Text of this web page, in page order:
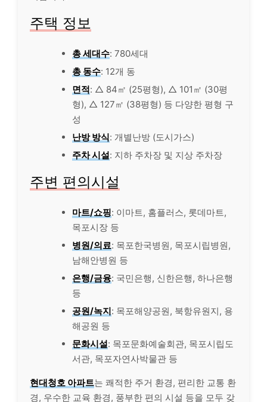
주택 정보
총 세대수: 780세대
총 동수: 12개 동
면적: △ 84㎡ (25평형), △ 101㎡ (30평
형), △ 127㎡ (38평형) 등 다양한 평형 구
성
난방 방식: 개별난방 (도시가스)
주차 시설: 지하 주차장 및 지상 주차장
주변 편의시설
마트/쇼핑: 이마트, 홈플러스, 롯데마트,
목포시장 등
병원/의료: 목포한국병원, 목포시립병원,
남해안병원 등
은행/금융: 국민은행, 신한은행, 하나은행
등
공원/녹지: 목포해양공원, 북항유원지, 용
해공원 등
문화시설: 목포문화예술회관, 목포시립도
서관, 목포자연사박물관 등
현대청호 아파트는 쾌적한 주거 환경, 편리한 교통 환
경, 우수한 교육 환경, 풍부한 편의 시설 등을 모두 갖